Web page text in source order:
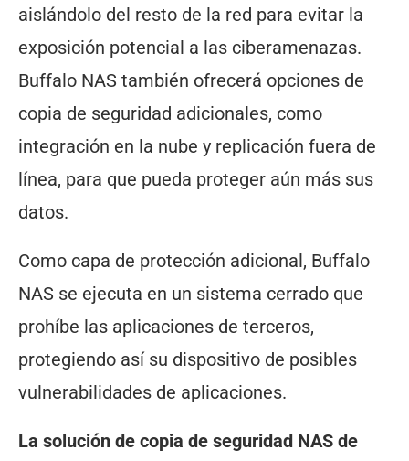
aislándolo del resto de la red para evitar la
exposición potencial a las ciberamenazas.
Buffalo NAS también ofrecerá opciones de
copia de seguridad adicionales, como
integración en la nube y replicación fuera de
línea, para que pueda proteger aún más sus
datos.
Como capa de protección adicional, Buffalo
NAS se ejecuta en un sistema cerrado que
prohíbe las aplicaciones de terceros,
protegiendo así su dispositivo de posibles
vulnerabilidades de aplicaciones.
La solución de copia de seguridad NAS de